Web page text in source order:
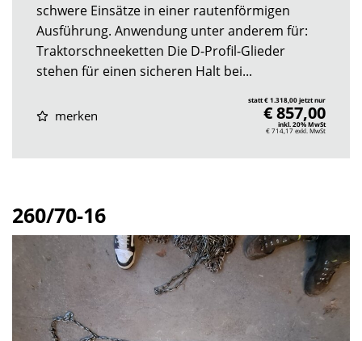
schwere Einsätze in einer rautenförmigen
Ausführung. Anwendung unter anderem für:
Traktorschneeketten Die D-Profil-Glieder
stehen für einen sicheren Halt bei...
merken
statt € 1.318,00 jetzt nur
€ 857,00
inkl. 20% MwSt
€ 714,17exkl. MwSt
260/70-16